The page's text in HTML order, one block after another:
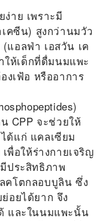
าย เพราะมี
คซีน) สูงกว่านมวัว
แอลฟ่า เอสวัน เค
ให้เด็กที่ดื่มนมแพะ
งเฟ้อ หรืออาการ
CPP จะช่วยให้
ด้แก่ แคลเซียม
พื่อให้ร่างกายเจริญ
ประสิทธิภาพ
คโตกลอบบูลิน ซึ่ง
อยได้ยาก จึง
และในนมแพะนั้น